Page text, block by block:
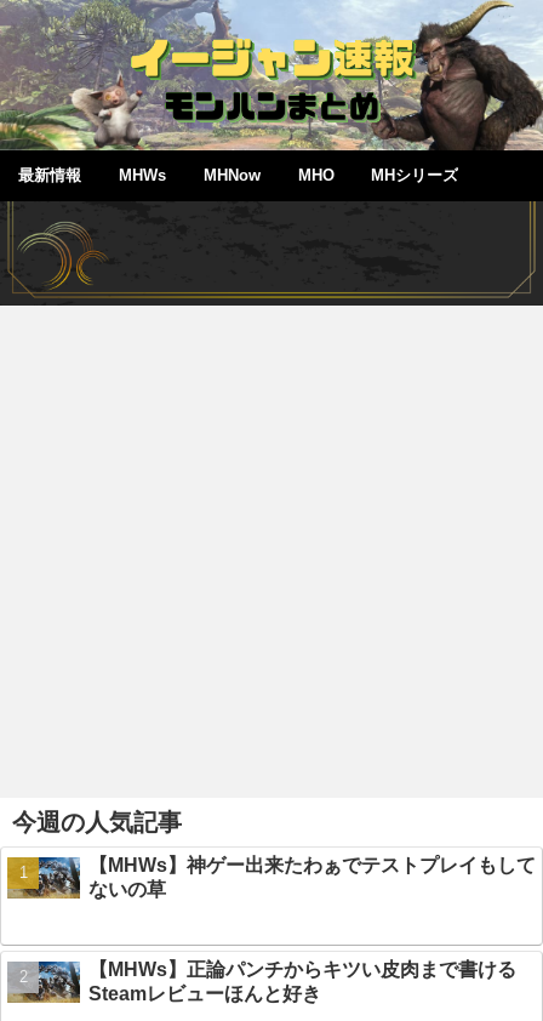
最新情報 MHWs MHNow MHO MHシリーズ
今週の人気記事
【MHWs】神ゲー出来たわぁでテストプレイもして
ないの草
【MHWs】正論パンチからキツい皮肉まで書ける
Steamレビューほんと好き